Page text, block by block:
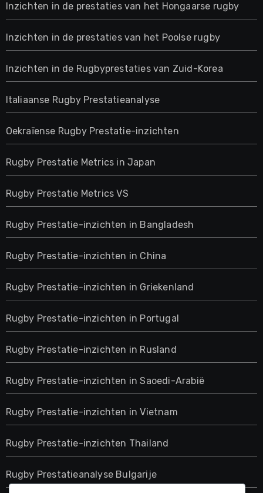
Inzichten in de prestaties van het Hongaarse rugby
Inzichten in de prestaties van het Poolse rugby
Inzichten in de Rugbyprestaties van Zuid-Korea
Italiaanse Rugby Prestatieanalyse
Oekraïense Rugby Prestatie-inzichten
Rugby Prestatie Metrics in Japan
Rugby Prestatie Metrics VS
Rugby Prestatie-inzichten in Bangladesh
Rugby Prestatie-inzichten in China
Rugby Prestatie-inzichten in Griekenland
Rugby Prestatie-inzichten in Portugal
Rugby Prestatie-inzichten in Rusland
Rugby Prestatie-inzichten in Saoedi-Arabië
Rugby Prestatie-inzichten in Vietnam
Rugby Prestatie-inzichten Thailand
Rugby Prestatieanalyse Bulgarije